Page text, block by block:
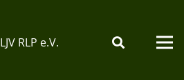
LJV RLP e.V.